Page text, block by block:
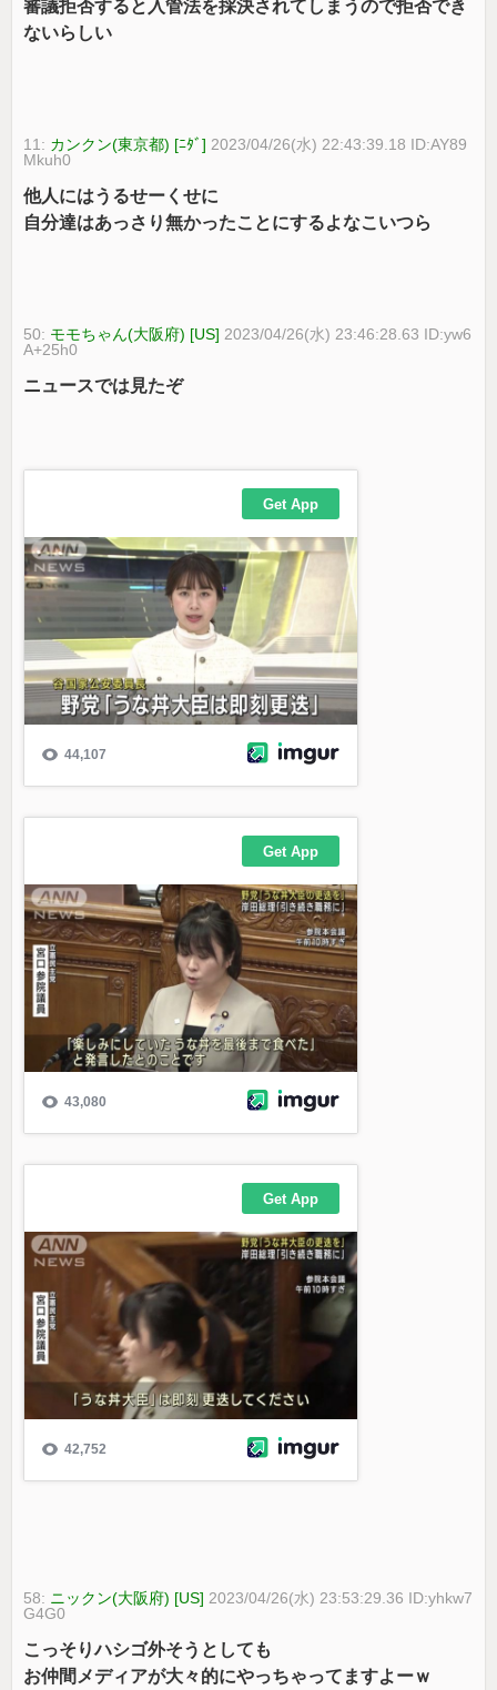
審議拒否すると入管法を採決されてしまうので拒否でき
ないらしい
11: カンクン(東京都) [ﾆﾀﾞ] 2023/04/26(水) 22:43:39.18 ID:AY89
Mkuh0
他人にはうるせーくせに
自分達はあっさり無かったことにするよなこいつら
50: モモちゃん(大阪府) [US] 2023/04/26(水) 23:46:28.63 ID:yw6
A+25h0
ニュースでは見たぞ
58: ニックン(大阪府) [US] 2023/04/26(水) 23:53:29.36 ID:yhkw7
G4G0
こっそりハシゴ外そうとしても
お仲間メディアが大々的にやっちゃってますよーｗ